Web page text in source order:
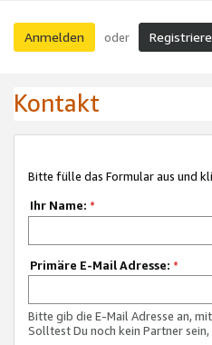
Anmelden oder
Kontakt
Bitte fülle das Formular aus und
Ihr Name: *
Primäre E-Mail Adresse: *
Bitte gib die E-Mail Adresse an,
Solltest Du noch kein Partner